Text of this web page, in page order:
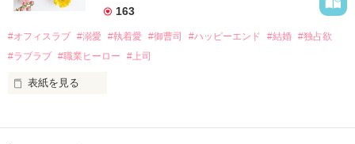
夏木美桜(なつきみお)
鳴海哲平 (なるみてっぺい)
なぜか恭司から飼い猫の世話係を命じられた美桜は、猫の世
の関係となってしまい――？
163
#オフィスラブ #溺愛 #執着愛 #御曹司 #ハッピーエンド #結婚 #独占欲
#ラブラブ #職業ヒーロー #上司
表紙を見る
ションの企画戦略室で働いている。